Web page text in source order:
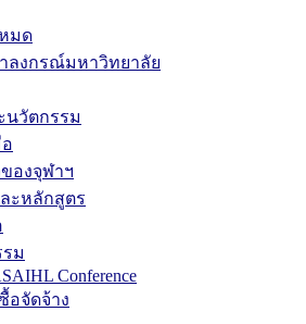
มด
ลงกรณ์มหาวิทยาลัย
นวัตกรรม
องจุฬาฯ
ะหลักสูตร
ม
Conference
อจัดจ้าง